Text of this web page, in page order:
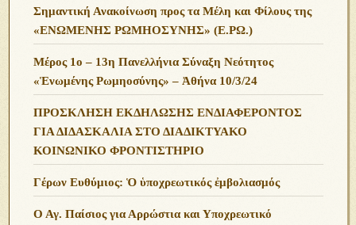
Σημαντική Ανακοίνωση προς τα Μέλη και Φίλους της
«ΕΝΩΜΕΝΗΣ ΡΩΜΗΟΣΥΝΗΣ» (Ε.ΡΩ.)
Μέρος 1ο – 13η Πανελλήνια Σύναξη Νεότητος
«Ἑνωμένης Ρωμηοσύνης» – Ἀθήνα 10/3/24
ΠΡΟΣΚΛΗΣΗ ΕΚΔΗΛΩΣΗΣ ΕΝΔΙΑΦΕΡΟΝΤΟΣ
ΓΙΑ ΔΙΔΑΣΚΑΛΙΑ ΣΤΟ ΔΙΑΔΙΚΤΥΑΚΟ
ΚΟΙΝΩΝΙΚΟ ΦΡΟΝΤΙΣΤΗΡΙΟ
Γέρων Ευθύμιος: Ὁ ὑποχρεωτικός ἐμβολιασμός
Ο Αγ. Παίσιος για Αρρώστια και Υποχρεωτικό